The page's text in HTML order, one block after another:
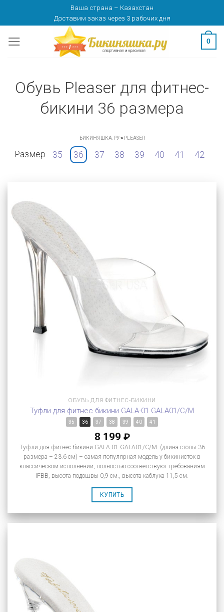
content
Ваша страна – Казахстан
Доставим заказ через 3 рабочих дня
0
Обувь Pleaser для фитнес-
бикини 36 размера
БИКИНЯШКА.РУ» PLEASER
Размер 35 36 37 38 39 40 41 42
ОБУВЬ ДЛЯ ФИТНЕС-БИКИНИ
Туфли для фитнес бикини GALA-01 GALA01/C/M
35 36 37 38 39 40 41
8 199 ₽
Туфли для фитнес-бикини GALA-01 GALA01/C/M (длина стопы 36
размера – 23.6 см) – самая популярная модель у бикинисток в
классическом исполнении, полностью соответствуют требованиям
IFBB, высота подошвы 0,9 см., высота каблука 11,5 см.
КУПИТЬ